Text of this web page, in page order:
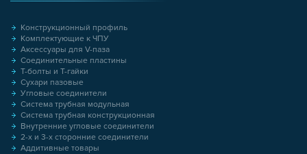
Конструкционный профиль
Комплектующие к ЧПУ
Аксессуары для V-паза
Соединительные пластины
Т-болты и Т-гайки
Сухари пазовые
Угловые соединители
Система трубная модульная
Система трубная конструкционная
Внутренние угловые соединители
2-х и 3-х сторонние соединители
Аддитивные товары